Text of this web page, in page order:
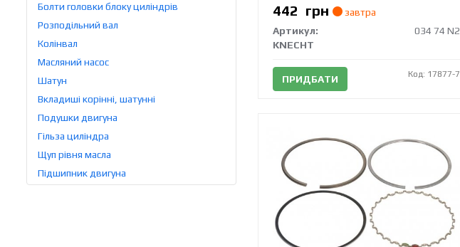
Болти головки блоку циліндрів
Розподільний вал
Колінвал
Масляний насос
Шатун
Вкладиші корінні, шатунні
Подушки двигуна
Гільза циліндра
Щуп рівня масла
Підшипник двигуна
442 грн
завтра
Артикул:
034 74 N2
KNECHT
ПРИДБАТИ Код: 17877-7